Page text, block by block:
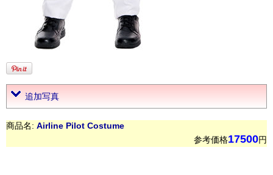
追加写真
商品名: Airline Pilot Costume
参考価格17500円